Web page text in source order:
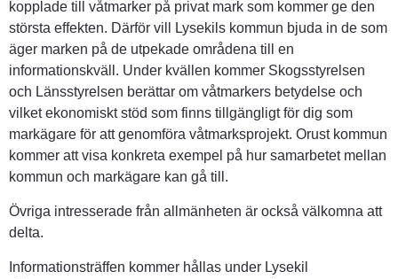
kopplade till våtmarker på privat mark som kommer ge den
största effekten. Därför vill Lysekils kommun bjuda in de som
äger marken på de utpekade områdena till en
informationskväll. Under kvällen kommer Skogsstyrelsen
och Länsstyrelsen berättar om våtmarkers betydelse och
vilket ekonomiskt stöd som finns tillgängligt för dig som
markägare för att genomföra våtmarksprojekt. Orust kommun
kommer att visa konkreta exempel på hur samarbetet mellan
kommun och markägare kan gå till.
Övriga intresserade från allmänheten är också välkomna att
delta.
Informationsträffen kommer hållas under Lysekil